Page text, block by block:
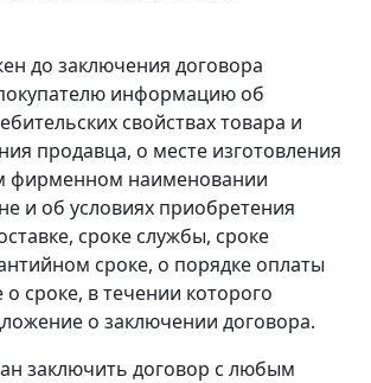
до заключения договора
информацию об
свойствах товара и
продавца, о месте изготовления
фирменном наименовании
и об условиях приобретения
сроке службы, сроке
сроке, о порядке оплаты
о сроке, в течении которого
о заключении договора.
заключить договор с любым